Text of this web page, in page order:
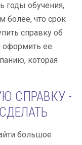
годы обучения,
более, что срок
справку об
оформить ее.
которая
СПРАВКУ -
большое